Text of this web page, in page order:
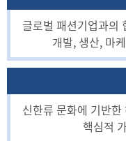
글로벌 패션기업과의
개발, 생산, 마
신한류 문화에 기반
핵심적